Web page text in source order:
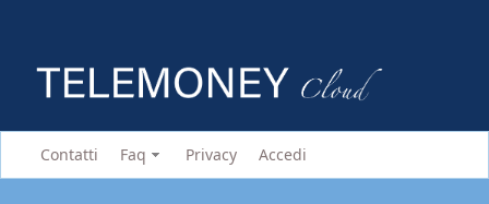
Contatti Faq Privacy Accedi